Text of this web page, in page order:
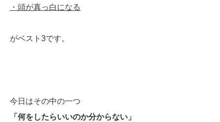
・頭が真っ白になる
がベスト3です。
今日はその中の一つ
「何をしたらいいのか分からない」